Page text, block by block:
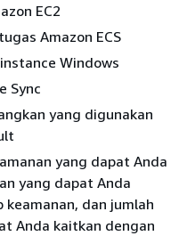
EC2
Amazon ECS
Windows
Sync
yang digunakan
yang dapat Anda
yang dapat Anda
dan jumlah
Anda kaitkan dengan